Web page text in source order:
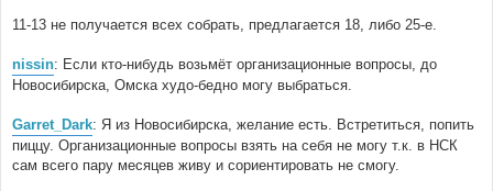
11-13 не получается всех собрать, предлагается 18, либо 25-е.
nissin: Если кто-нибудь возьмёт организационные вопросы, до
Новосибирска, Омска худо-бедно могу выбраться.
Garret_Dark: Я из Новосибирска, желание есть. Встретиться, попить
пиццу. Организационные вопросы взять на себя не могу т.к. в НСК
сам всего пару месяцев живу и сориентировать не смогу.